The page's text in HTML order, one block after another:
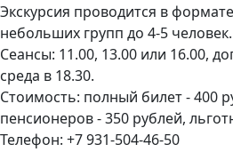
Экскурсия проводится в
небольших групп до 4-5 человек.
Сеансы: 11.00, 13.00 или 16.00,
среда в 18.30.
Стоимость: полный билет - 400
пенсионеров - 350 рублей,
Телефон: +7 931-504-46-50